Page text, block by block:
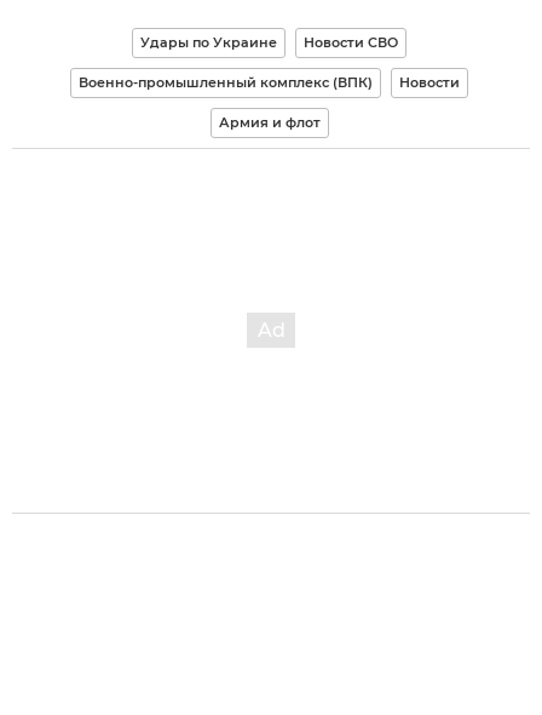
Удары по Украине Новости СВО
Военно-промышленный комплекс (ВПК) Новости
Армия и флот